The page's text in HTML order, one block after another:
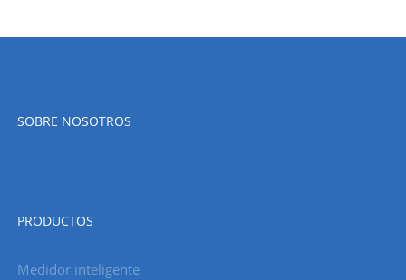
SOBRE NOSOTROS
PRODUCTOS
Medidor inteligente